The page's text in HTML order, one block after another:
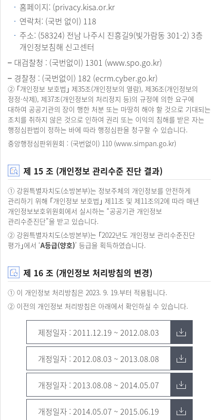
홈페이지: (privacy.kisa.or.kr
연락처: (국번 없이) 118
주소: (58324) 전남 나주시 진흥길9(빛가람동 301-2) 3층
개인정보침해 신고센터
대검찰청 : (국번없이) 1301 (www.spo.go.kr)
경찰청 : (국번없이) 182 (ecrm.cyber.go.kr)
② ｢개인정보 보호법｣ 제35조(개인정보의 열람), 제36조(개인정보의
정정·삭제), 제37조(개인정보의 처리정지 등)의 규정에 의한 요구에
대하여 공공기관의 장이 행한 처분 또는 마땅히 해야 할 것으로 기대되는
조치를 취하지 않은 것으로 인하여 권리 또는 이익의 침해를 받은 자는
행정심판법이 정하는 바에 따라 행정심판을 청구할 수 있습니다.
중앙행정심판위원회 : (국번없이) 110 (www.simpan.go.kr)
제 15 조 (개인정보 관리수준 진단 결과)
① 강원특별자치도(소방본부)는 정보주체의 개인정보를 안전하게
관리하기 위해 ｢개인정보 보호법｣ 제11조 및 제11조의2에 따라 매년
개인정보보호위원회에서 실시하는 “공공기관 개인정보
관리수준진단”을 받고 있습니다.
② 강원특별자치도(소방본부)는 ｢2022년도 개인정보 관리수준진단
평가｣에서 ‘A등급(양호)’ 등급을 획득하였습니다.
제 16 조 (개인정보 처리방침의 변경)
① 이 개인정보 처리방침은 2023. 9. 19.부터 적용됩니다.
② 이전의 개인정보 처리방침은 아래에서 확인하실 수 있습니다.
제정일자 : 2011.12.19 ~ 2012.08.03
개정일자 : 2012.08.03 ~ 2013.08.08
개정일자 : 2013.08.08 ~ 2014.05.07
개정일자 : 2014.05.07 ~ 2015.06.19